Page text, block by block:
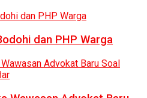
dan PHP Warga